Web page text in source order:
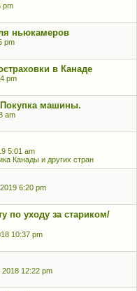
pm
ньюкамеров
pm
в Канаде
pm
машины.
am
5:01 am
Канады и других стран
6:20 pm
по уходу за стариком/
10:37 pm
12:22 pm